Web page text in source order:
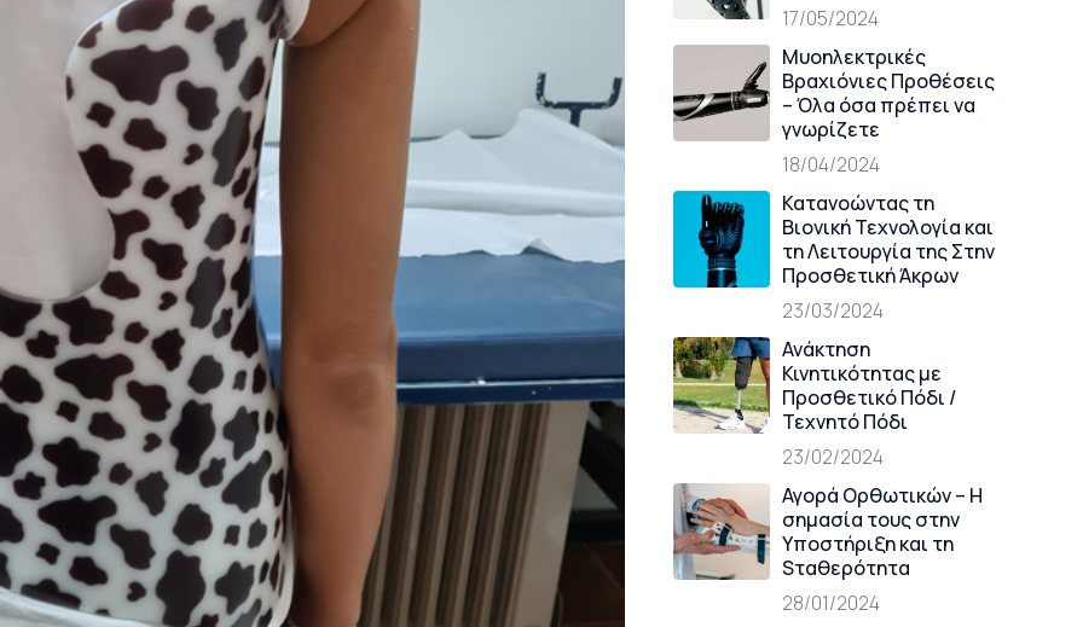
17/05/2024
Μυοηλεκτρικές
Βραχιόνιες Προθέσεις
– Όλα όσα πρέπει να
γνωρίζετε
18/04/2024
Κατανοώντας τη
Βιονική Τεχνολογία και
τη Λειτουργία της Στην
Προσθετική Άκρων
23/03/2024
Ανάκτηση
Κινητικότητας με
Προσθετικό Πόδι /
Τεχνητό Πόδι
23/02/2024
Αγορά Oρθωτικών – Η
σημασία τους στην
Yποστήριξη και τη
Sταθερότητα
28/01/2024